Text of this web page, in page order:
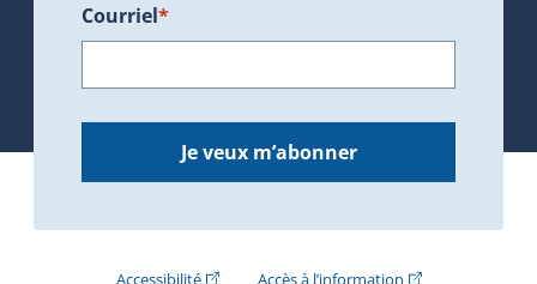
Courriel*
Je veux m’abonner
Accessibilité(Cet hyperlien externe s'ouvrira dans une
Accès à l’information(Cet hyperlien